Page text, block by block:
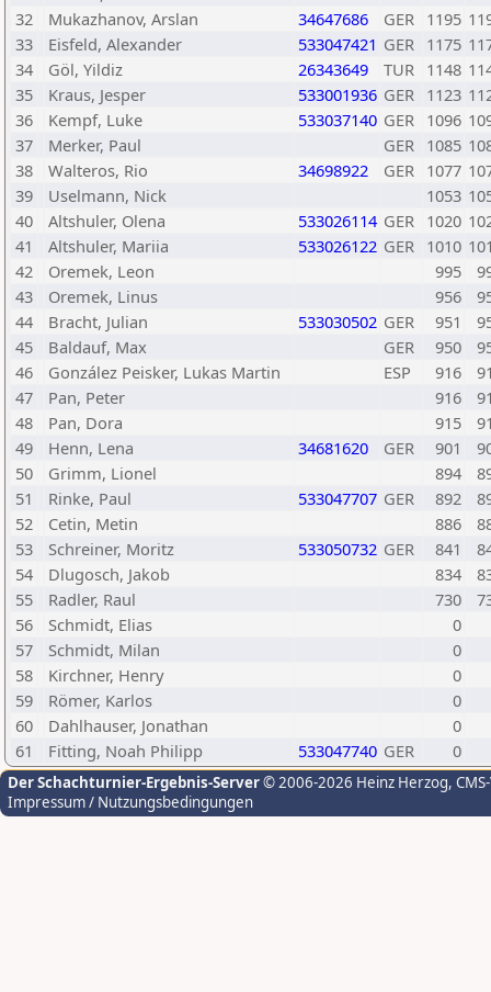
32
Mukazhanov, Arslan 34647686 GER 1195
33
Eisfeld, Alexander 533047421 GER 1175
34
Göl, Yildiz 26343649 TUR 1148
35
Kraus, Jesper 533001936 GER 1123
36
Kempf, Luke 533037140 GER 1096
37
Merker, Paul GER 1085
38
Walteros, Rio 34698922 GER 1077
39
Uselmann, Nick 1053
40
Altshuler, Olena 533026114 GER 1020
41
Altshuler, Mariia 533026122 GER 1010
42
Oremek, Leon 995
43
Oremek, Linus 956
44
Bracht, Julian 533030502 GER 951
45
Baldauf, Max GER 950
46
González Peisker, Lukas Martin ESP 916
47
Pan, Peter 916
48
Pan, Dora 915
49
Henn, Lena 34681620 GER 901
50
Grimm, Lionel 894
51
Rinke, Paul 533047707 GER 892
52
Cetin, Metin 886
53
Schreiner, Moritz 533050732 GER 841
54
Dlugosch, Jakob 834
55
Radler, Raul 730
56
Schmidt, Elias
0
57
Schmidt, Milan
0
58
Kirchner, Henry
0
59
Römer, Karlos
0
60
Dahlhauser, Jonathan
0
61
Fitting, Noah Philipp 533047740 GER 0
Der Schachturnier-Ergebnis-Server© 2006-2026 Heinz Herzog,
Impressum / Nutzungsbedingungen